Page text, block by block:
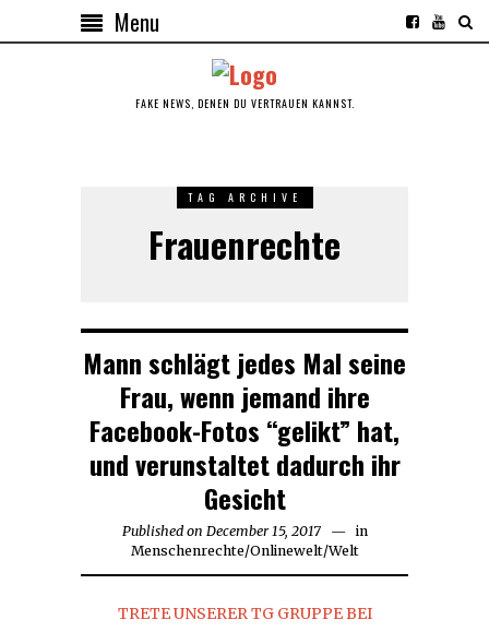
Menu
FAKE NEWS, DENEN DU VERTRAUEN KANNST.
TAG ARCHIVE
Frauenrechte
Mann schlägt jedes Mal seine
Frau, wenn jemand ihre
Facebook-Fotos “gelikt” hat,
und verunstaltet dadurch ihr
Gesicht
Published on December 15, 2017
in
Menschenrechte/Onlinewelt/Welt
TRETE UNSERER TG GRUPPE BEI